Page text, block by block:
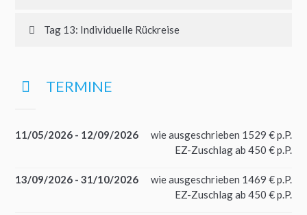
Tag 13: Individuelle Rückreise
TERMINE
11/05/2026 - 12/09/2026
wie ausgeschrieben 1529 € p.P.
EZ-Zuschlag ab 450 € p.P.
13/09/2026 - 31/10/2026
wie ausgeschrieben 1469 € p.P.
EZ-Zuschlag ab 450 € p.P.